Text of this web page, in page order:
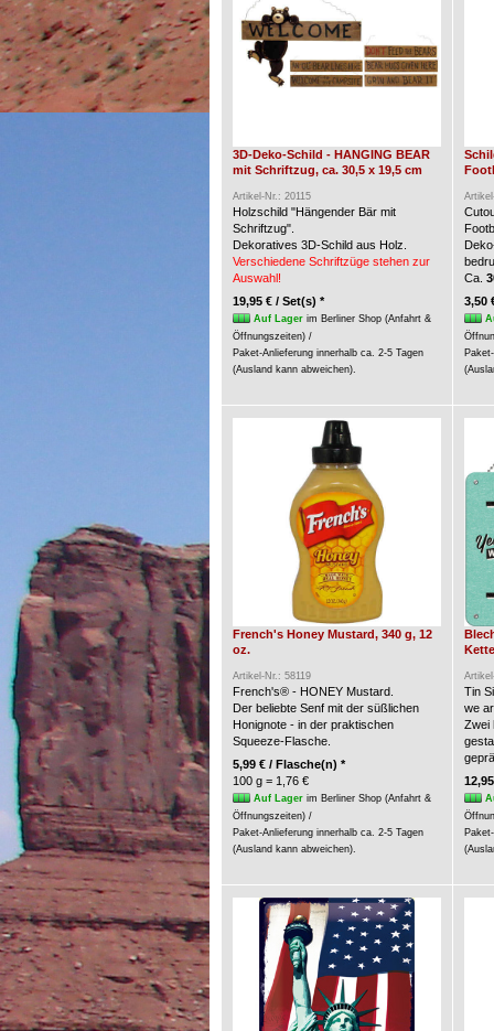
3D-Deko-Schild - HANGING BEAR
mit Schriftzug, ca. 30,5 x 19,5 cm
Artikel-Nr.: 20115
Holzschild "Hängender Bär mit
Schriftzug".
Dekoratives 3D-Schild aus Holz.
Verschiedene Schriftzüge stehen zur
Auswahl!
19,95 € / Set(s) *
Auf Lagerim Berliner Shop (Anfahrt &
Öffnungszeiten) /
Paket-Anlieferung innerhalb ca. 2-5 Tagen
(Ausland kann abweichen).
Ca.
3,50
French's Honey Mustard, 340 g, 12
oz.
Artikel-Nr.: 58119
French's® - HONEY Mustard.
Der beliebte Senf mit der süßlichen
Honignote - in der praktischen
Squeeze-Flasche.
5,99 € / Flasche(n) *
100 g = 1,76 €
Auf Lagerim Berliner Shop (Anfahrt &
Öffnungszeiten) /
Paket-Anlieferung innerhalb ca. 2-5 Tagen
(Ausland kann abweichen).
Tin
we
Zwei